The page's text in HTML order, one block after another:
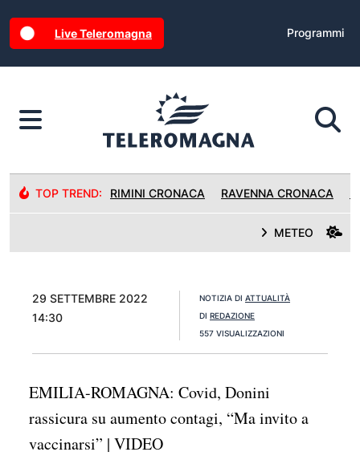
Live Teleromagna Programmi
TOP TREND: RIMINI CRONACA RAVENNA CRONACA
METEO
29 SETTEMBRE 2022
14:30
NOTIZIA DI ATTUALITÀ
DI REDAZIONE
557 VISUALIZZAZIONI
EMILIA-ROMAGNA: Covid, Donini
rassicura su aumento contagi, “Ma invito a
vaccinarsi” | VIDEO